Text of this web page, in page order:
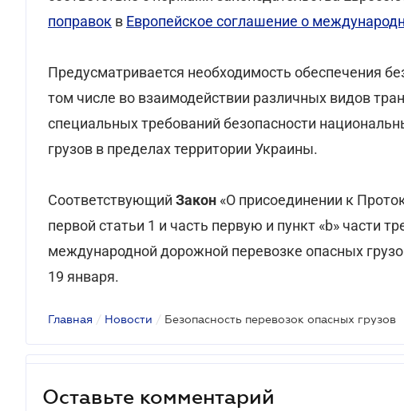
поправок в Европейское соглашение о
Предусматривается необходимость обеспечения
том числе во взаимодействии различных видов
специальных требований безопасности
грузов в пределах территории Украины.
Соответствующий Закон «О присоединении к
первой статьи 1 и часть первую и пункт «b» части
международной дорожной перевозке опасных
19 января.
Главная / Новости / Безопасность перевозок опасных грузов
Оставьте комментарий